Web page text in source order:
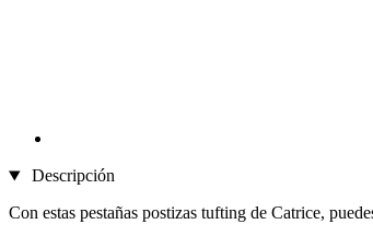
Descripción
Con estas pestañas postizas tufting de Catrice,